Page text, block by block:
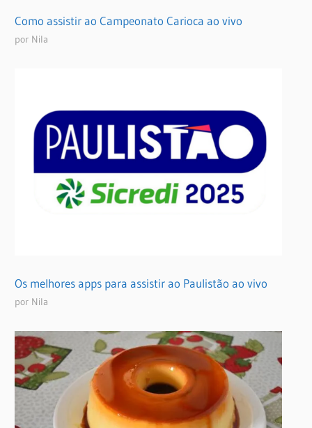
Como assistir ao Campeonato Carioca ao vivo
por Nila
Os melhores apps para assistir ao Paulistão ao vivo
por Nila